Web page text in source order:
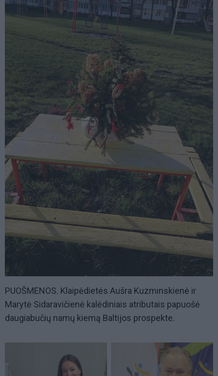
PUOŠMENOS. Klaipėdietės Aušra Kuzminskienė ir
Marytė Sidaravičienė kalėdiniais atributais papuošė
daugiabučių namų kiemą Baltijos prospekte.